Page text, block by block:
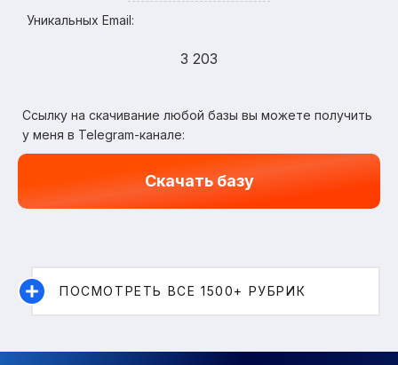
Уникальных Email:
3 203
Ссылку на скачивание любой базы вы можете получить
у меня в Telegram-канале:
Скачать базу
ПОСМОТРЕТЬ ВСЕ 1500+ РУБРИК